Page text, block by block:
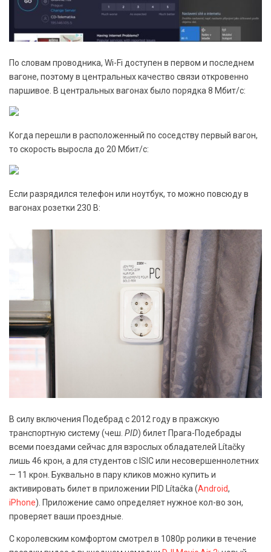
По словам проводника, Wi-Fi доступен в первом и последнем
вагоне, поэтому в центральных качество связи откровенно
паршивое. В центральных вагонах было порядка 8 Мбит/с:
Когда перешли в расположенный по соседству первый вагон,
то скорость выросла до 20 Мбит/с:
Если разрядился телефон или ноутбук, то можно повсюду в
вагонах розетки 230 В:
В силу включения Подебрад с 2012 году в пражскую
транспортную систему (чеш. PID) билет Прага-Подебрады
всеми поездами сейчас для взрослых обладателей Lítačky
лишь 46 крон, а для студентов с ISIC или несовершеннолетних
— 11 крон. Буквально в пару кликов можно купить и
активировать билет в приложении PID Lítačka (Android,
iPhone). Приложение само определяет нужное кол-во зон,
проверяет ваши проездные.
С королевским комфортом смотрел в 1080p ролики в течение